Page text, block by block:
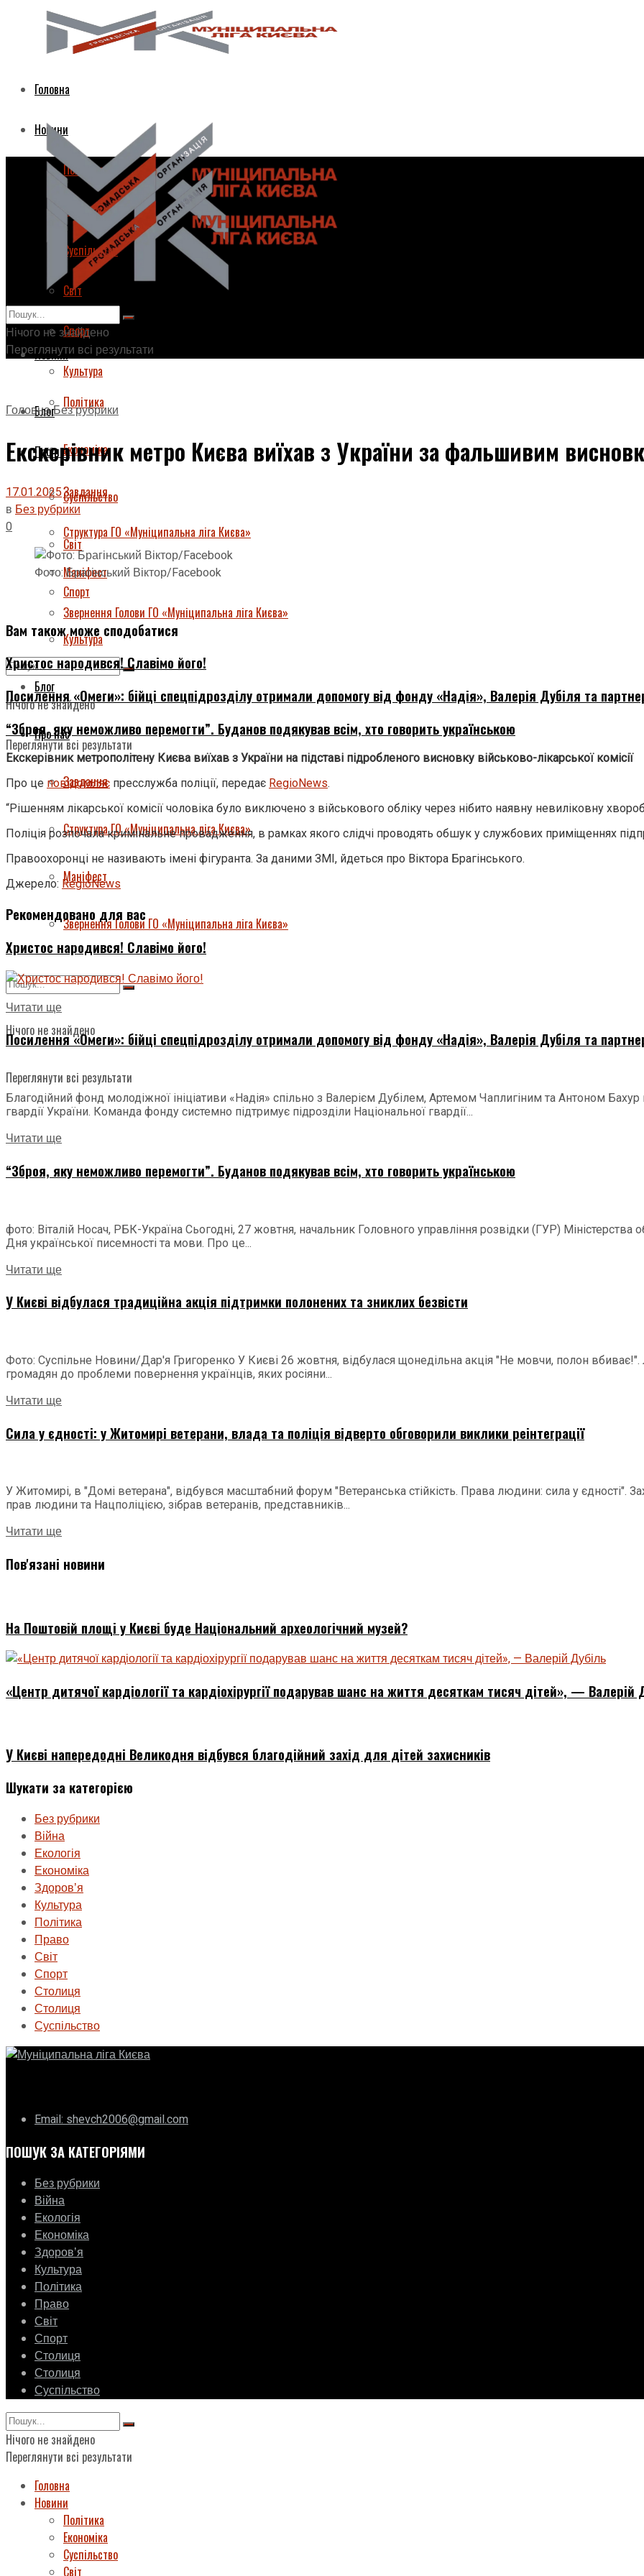
Головна
Новини
Політика
Економіка
Суспільство
Світ
Спорт
Культура
Блог
Про нас
Завдання
Структура ГО «Муніципальна ліга Києва»
Маніфест
Звернення Голови ГО «Муніципальна ліга Києва»
Нічого не знайдено
Переглянути всі результати
Головна
Новини
Політика
Економіка
Суспільство
Світ
Спорт
Культура
Блог
Про нас
Завдання
Структура ГО «Муніципальна ліга Києва»
Маніфест
Звернення Голови ГО «Муніципальна ліга Києва»
Нічого не знайдено
Переглянути всі результати
Нічого не знайдено
Переглянути всі результати
ГоловнаБез рубрики
Екскерівник метро Києва виїхав з України за фальшивим
17.01.2025
в Без рубрики
0
Фото: Брагінський Віктор/Facebook
Вам також може сподобатися
Христос народився! Славімо його!
Посилення «Омеги»: бійці спецпідрозділу отримали допомогу від фонду «Надія», Валерія Дубіля та
“Зброя, яку неможливо перемогти”. Буданов подякував всім, хто говорить українською
Екскерівник метрополітену Києва виїхав з України на підставі підробленого висновку військово-лікарської комісії
Про це повідомляє пресслужба поліції, передає RegioNews.
“Рішенням лікарської комісії чоловіка було виключено з військового обліку через нібито наявну невиліковну
Поліція розпочала кримінальне провадження, в рамках якого слідчі проводять обшук у службових приміщеннях
Правоохоронці не називають імені фігуранта. За даними ЗМІ, йдеться про Віктора Брагінського.
Джерело: RegioNews
Рекомендовано для вас
Христос народився! Славімо його!
Читати ще
Посилення «Омеги»: бійці спецпідрозділу отримали допомогу від фонду «Надія», Валерія Дубіля та
Благодійний фонд молодіжної ініціативи «Надія» спільно з Валерієм Дубілем, Артемом Чаплигіним та Антоном
гвардії України. Команда фонду системно підтримує підрозділи Національної гвардії...
Читати ще
“Зброя, яку неможливо перемогти”. Буданов подякував всім, хто говорить українською
фото: Віталій Носач, РБК-Україна Сьогодні, 27 жовтня, начальник Головного управління розвідки (ГУР)
Дня української писемності та мови. Про це...
Читати ще
У Києві відбулася традиційна акція підтримки полонених та зниклих безвісти
Фото: Суспільне Новини/Дар'я Григоренко У Києві 26 жовтня, відбулася щонедільна акція "Не мовчи, полон
громадян до проблеми повернення українців, яких росіяни...
Читати ще
Сила у єдності: у Житомирі ветерани, влада та поліція відверто обговорили виклики реінтеграції
У Житомирі, в "Домі ветерана", відбувся масштабний форум "Ветеранська стійкість. Права людини: сила у єдності".
прав людини та Нацполіцією, зібрав ветеранів, представників...
Читати ще
Пов'язані новини
На Поштовій площі у Києві буде Національний археологічний музей?
«Центр дитячої кардіології та кардіохірургії подарував шанс на життя десяткам тисяч дітей», — Валерій
У Києві напередодні Великодня відбувся благодійний захід для дітей захисників
Шукати за категорією
Без рубрики
Війна
Екологія
Економіка
Здоровʼя
Культура
Політика
Право
Світ
Спорт
Столиця
Столиця
Суспільство
Email: shevch2006@gmail.com
ПОШУК ЗА КАТЕГОРІЯМИ
Без рубрики
Війна
Екологія
Економіка
Здоровʼя
Культура
Політика
Право
Світ
Спорт
Столиця
Столиця
Суспільство
Нічого не знайдено
Переглянути всі результати
Головна
Новини
Політика
Економіка
Суспільство
Світ